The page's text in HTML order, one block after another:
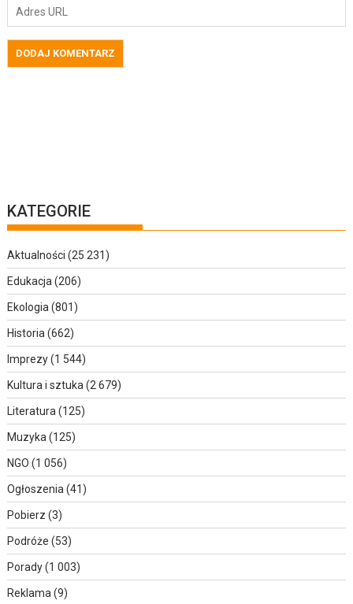
KATEGORIE
Aktualności (25 231)
Edukacja (206)
Ekologia (801)
Historia (662)
Imprezy(1 544)
Kultura i sztuka (2 679)
Literatura (125)
Muzyka (125)
NGO (1 056)
Ogłoszenia (41)
Pobierz (3)
Podróże (53)
Porady(1 003)
Reklama (9)